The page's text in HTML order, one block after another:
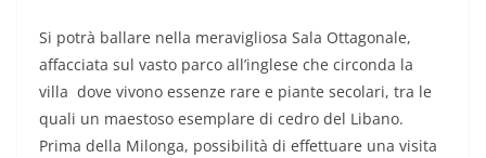
Si potrà ballare nella meravigliosa Sala Ottagonale,
affacciata sul vasto parco all’inglese che circonda la
villa dove vivono essenze rare e piante secolari, tra le
quali un maestoso esemplare di cedro del Libano.
Prima della Milonga, possibilità di effettuare una visita